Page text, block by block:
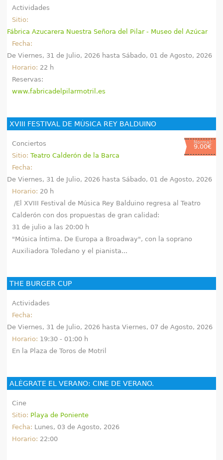
u
í
Actividades
Sitio:
Fábrica Azucarera Nuestra Señora del Pilar - Museo del Azúcar
Fecha:
DeViernes, 31 de Julio, 2026 hasta Sábado, 01 de Agosto, 2026
Horario: 22 h
Reservas:
www.fabricadelpilarmotril.es
XVIII FESTIVAL DE MÚSICA REY BALDUINO
Conciertos
Sitio:Teatro Calderón de la Barca
Fecha:
DeViernes, 31 de Julio, 2026 hasta Sábado, 01 de Agosto, 2026
Horario: 20 h
Normal:
9.00€
/El XVIII Festival de Música Rey Balduino regresa al Teatro
Calderón con dos propuestas de gran calidad:
31 de julio a las 20:00 h
"Música Íntima. De Europa a Broadway", con la soprano
Auxiliadora Toledano y el pianista...
THE BURGER CUP
Actividades
Fecha:
DeViernes, 31 de Julio, 2026 hastaViernes, 07 de Agosto, 2026
Horario: 19:30 - 01:00 h
En la Plaza de Toros de Motril
ALÉGRATE EL VERANO: CINE DE VERANO.
Cine
Sitio: Playa de Poniente
Fecha: Lunes, 03 de Agosto, 2026
Horario: 22:00